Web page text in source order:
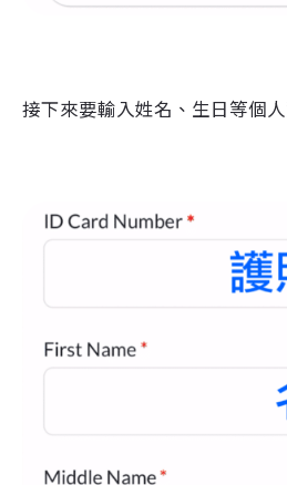
接下來要輸入姓名、生日等個人